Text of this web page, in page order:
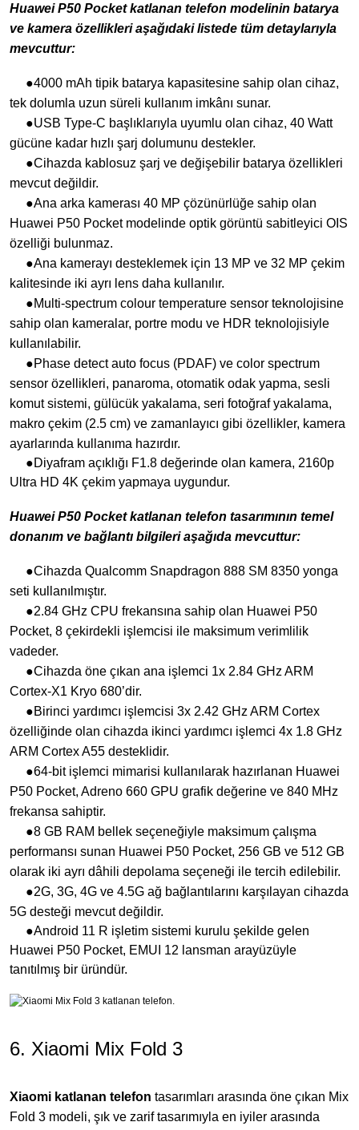
Huawei P50 Pocket katlanan telefon modelinin batarya
ve kamera özellikleri aşağıdaki listede tüm detaylarıyla
mevcuttur:
●4000 mAh tipik batarya kapasitesine sahip olan cihaz,
tek dolumla uzun süreli kullanım imkânı sunar.
●USB Type-C başlıklarıyla uyumlu olan cihaz, 40 Watt
gücüne kadar hızlı şarj dolumunu destekler.
●Cihazda kablosuz şarj ve değişebilir batarya özellikleri
mevcut değildir.
●Ana arka kamerası 40 MP çözünürlüğe sahip olan
Huawei P50 Pocket modelinde optik görüntü sabitleyici OIS
özelliği bulunmaz.
●Ana kamerayı desteklemek için 13 MP ve 32 MP çekim
kalitesinde iki ayrı lens daha kullanılır.
●Multi-spectrum colour temperature sensor teknolojisine
sahip olan kameralar, portre modu ve HDR teknolojisiyle
kullanılabilir.
●Phase detect auto focus (PDAF) ve color spectrum
sensor özellikleri, panaroma, otomatik odak yapma, sesli
komut sistemi, gülücük yakalama, seri fotoğraf yakalama,
makro çekim (2.5 cm) ve zamanlayıcı gibi özellikler, kamera
ayarlarında kullanıma hazırdır.
●Diyafram açıklığı F1.8 değerinde olan kamera, 2160p
Ultra HD 4K çekim yapmaya uygundur.
Huawei P50 Pocket katlanan telefon tasarımının temel
donanım ve bağlantı bilgileri aşağıda mevcuttur:
●Cihazda Qualcomm Snapdragon 888 SM 8350 yonga
seti kullanılmıştır.
●2.84 GHz CPU frekansına sahip olan Huawei P50
Pocket, 8 çekirdekli işlemcisi ile maksimum verimlilik
vadeder.
●Cihazda öne çıkan ana işlemci 1x 2.84 GHz ARM
Cortex-X1 Kryo 680’dir.
●Birinci yardımcı işlemcisi 3x 2.42 GHz ARM Cortex
özelliğinde olan cihazda ikinci yardımcı işlemci 4x 1.8 GHz
ARM Cortex A55 desteklidir.
●64-bit işlemci mimarisi kullanılarak hazırlanan Huawei
P50 Pocket, Adreno 660 GPU grafik değerine ve 840 MHz
frekansa sahiptir.
●8 GB RAM bellek seçeneğiyle maksimum çalışma
performansı sunan Huawei P50 Pocket, 256 GB ve 512 GB
olarak iki ayrı dâhili depolama seçeneği ile tercih edilebilir.
●2G, 3G, 4G ve 4.5G ağ bağlantılarını karşılayan cihazda
5G desteği mevcut değildir.
●Android 11 R işletim sistemi kurulu şekilde gelen
Huawei P50 Pocket, EMUI 12 lansman arayüzüyle
tanıtılmış bir üründür.
6. Xiaomi Mix Fold 3
Xiaomi katlanan telefon tasarımları arasında öne çıkan Mix
Fold 3 modeli, şık ve zarif tasarımıyla en iyiler arasında